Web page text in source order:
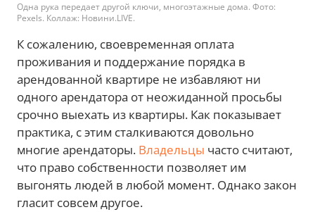
Одна рука передает другой ключи, многоэтажные дома. Фото:
Pexels. Коллаж: Новини.LIVE.
К сожалению, своевременная оплата
проживания и поддержание порядка в
арендованной квартире не избавляют ни
одного арендатора от неожиданной просьбы
срочно выехать из квартиры. Как показывает
практика, с этим сталкиваются довольно
многие арендаторы. Владельцы часто считают,
что право собственности позволяет им
выгонять людей в любой момент. Однако закон
гласит совсем другое.